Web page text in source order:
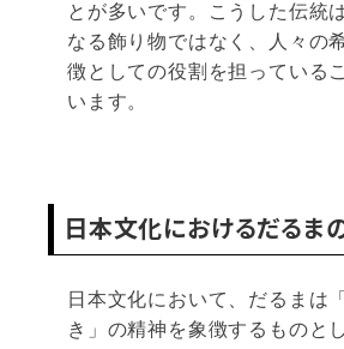
とが多いです。こうした伝統
なる飾り物ではなく、人々の
徴としての役割を担っている
います。
日本文化におけるだるま
日本文化において、だるまは
き」の精神を象徴するものと